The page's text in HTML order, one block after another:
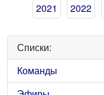
2021
2022
Списки:
Команды